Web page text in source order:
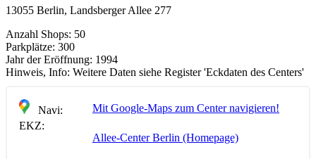
13055 Berlin, Landsberger Allee 277
Anzahl Shops: 50
Parkplätze: 300
Jahr der Eröffnung: 1994
Hinweis, Info: Weitere Daten siehe Register 'Eckdaten des Centers'
Navi:
Mit Google-Maps zum Center navigieren!
EKZ:
Allee-Center Berlin (Homepage)